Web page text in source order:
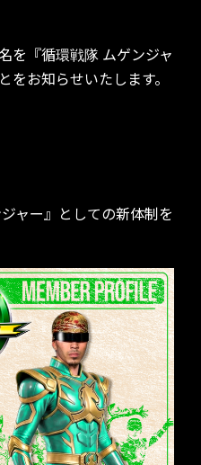
を『循環戦隊 ムゲンジャ
をお知らせいたします。
ャー』としての新体制を